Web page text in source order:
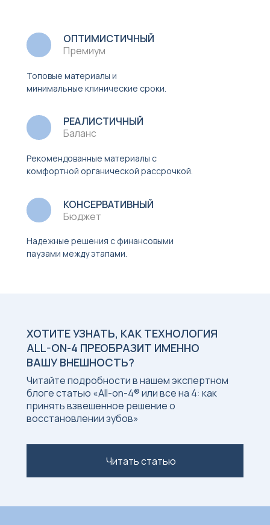
Читайте подробности в нашем экспертном
блоге статью «All-on-4® или все на 4: как
принять взвешенное решение о
восстановлении зубов»
ХОТИТЕ УЗНАТЬ, КАК ТЕХНОЛОГИЯ
ALL-ON-4 ПРЕОБРАЗИТ ИМЕННО
ВАШУ ВНЕШНОСТЬ?
Топовые материалы и
минимальные клинические сроки.
Премиум
ОПТИМИСТИЧНЫЙ
Рекомендованные материалы с
комфортной органической рассрочкой.
Баланс
РЕАЛИСТИЧНЫЙ
Надежные решения с финансовыми
паузами между этапами.
Бюджет
КОНСЕРВАТИВНЫЙ
Читать статью